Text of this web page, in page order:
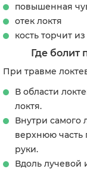
повышенная
отек локтя
кость торчит
Где болит
При травме
В области
локтя.
Внутри самого
верхнюю часть
руки.
Вдоль лучевой